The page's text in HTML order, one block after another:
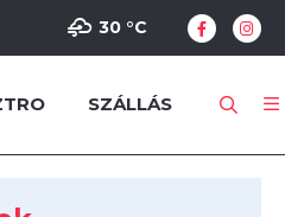
30 °C
SZÁLLÁS